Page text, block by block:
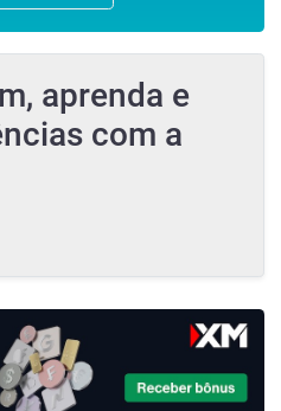
aprenda e
com a